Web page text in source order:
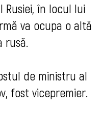
Rusiei, în locul lui
va ocupa o altă
rusă.
de ministru al
fost vicepremier.